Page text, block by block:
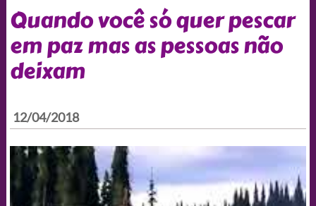
Quando você só quer pescar
em paz mas as pessoas não
deixam
12/04/2018